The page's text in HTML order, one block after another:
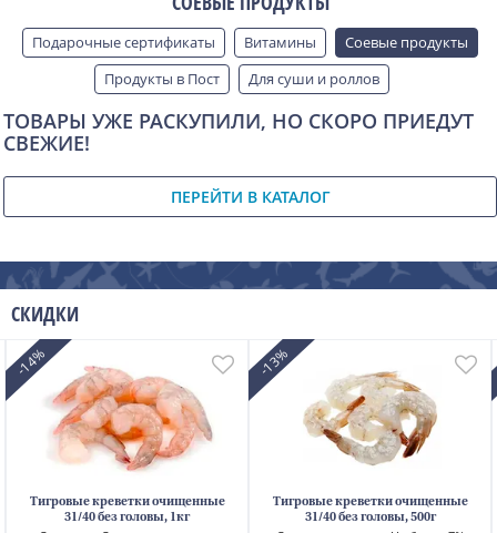
Подарочные сертификаты Витамины
Соевые продукты
Продукты в Пост
Для суши и роллов
ТОВАРЫ УЖЕ РАСКУПИЛИ, НО СКОРО ПРИЕДУТ
СВЕЖИЕ!
ПЕРЕЙТИ В КАТАЛОГ
СКИДКИ
-14%
Тигровые креветки очищенные
31/40 без головы, 1кг
-13%
Тигровые креветки очищенные
31/40 без головы, 500г